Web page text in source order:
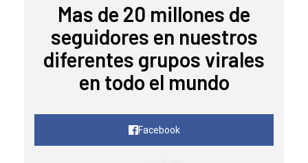
Mas de 20 millones de
seguidores en nuestros
diferentes grupos virales
en todo el mundo
Facebook